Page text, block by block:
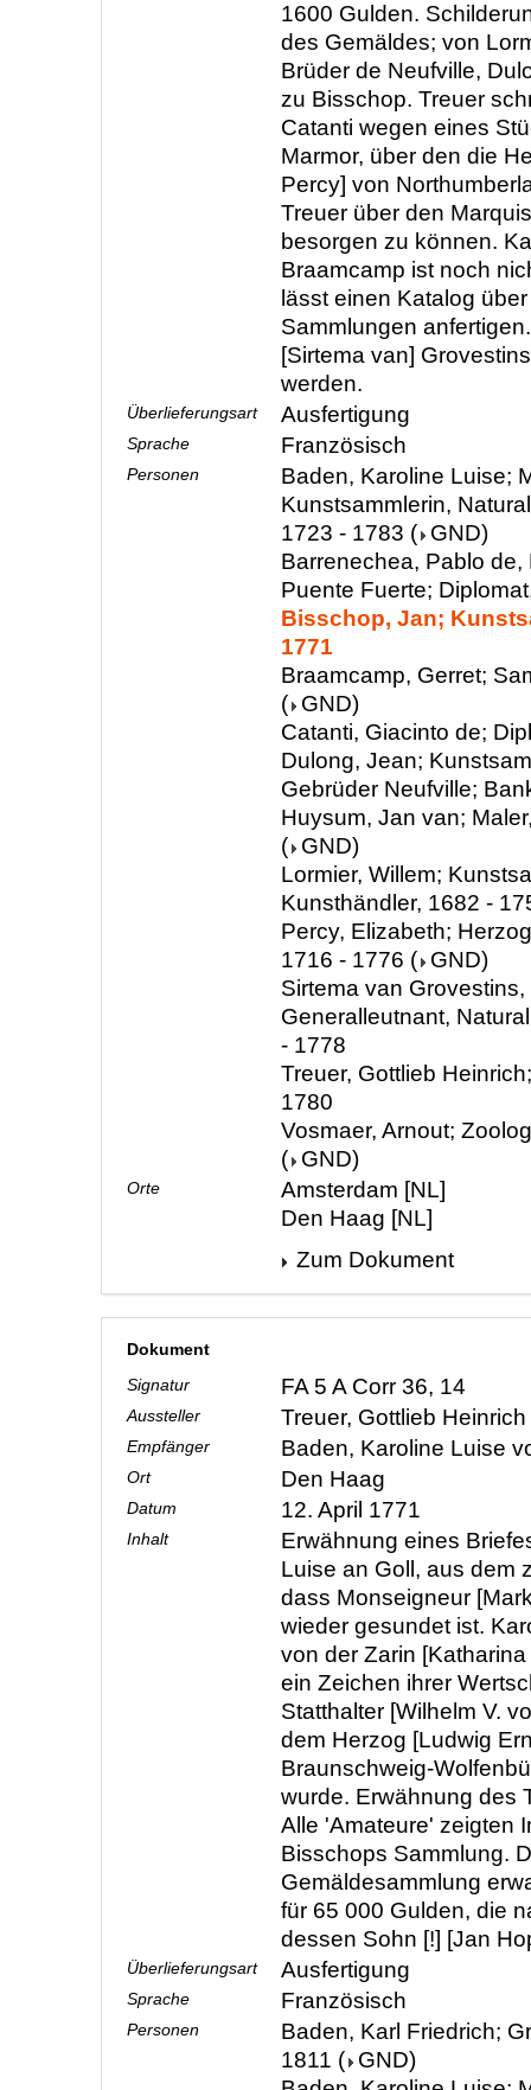
1600 Gulden.
des Gemäldes; von
Brüder de Neufville,
zu Bisschop. Treuer
Catanti wegen eines
Marmor, über den die
Percy] von
Treuer über den
besorgen zu können.
Braamcamp ist noch
lässt einen Katalog
Sammlungen
[Sirtema van]
werden.
Überlieferungsart Ausfertigung
Sprache Französisch
Personen
Baden, Karoline Luise;
Kunstsammlerin,
1723 - 1783 ( GND)
Barrenechea, Pablo de,
Puente Fuerte;
Bisschop, Jan;
1771
Braamcamp, Gerret;
( GND)
Catanti, Giacinto de;
Dulong, Jean;
Gebrüder Neufville;
Huysum, Jan van;
( GND)
Lormier, Willem;
Kunsthändler, 1682 -
Percy, Elizabeth;
1716 - 1776 ( GND)
Sirtema van
Generalleutnant,
- 1778
Treuer, Gottlieb
1780
Vosmaer, Arnout;
( GND)
Orte
Amsterdam [NL]
Den Haag [NL]
Zum Dokument
Dokument
Signatur
FA 5 A Corr 36, 14
Aussteller Treuer, Gottlieb Heinrich
Empfänger Baden, Karoline Luise
Ort Den Haag
Datum 12. April 1771
Inhalt
Erwähnung eines
Luise an Goll, aus dem
dass Monseigneur
wieder gesundet ist.
von der Zarin
ein Zeichen ihrer
Statthalter [Wilhelm V.
dem Herzog [Ludwig
Braunschweig-
wurde. Erwähnung des
Alle 'Amateure' zeigten
Bisschops Sammlung.
Gemäldesammlung
für 65 000 Gulden, die
dessen Sohn [!] [Jan
Überlieferungsart Ausfertigung
Sprache Französisch
Personen
Baden, Karl Friedrich;
1811 ( GND)